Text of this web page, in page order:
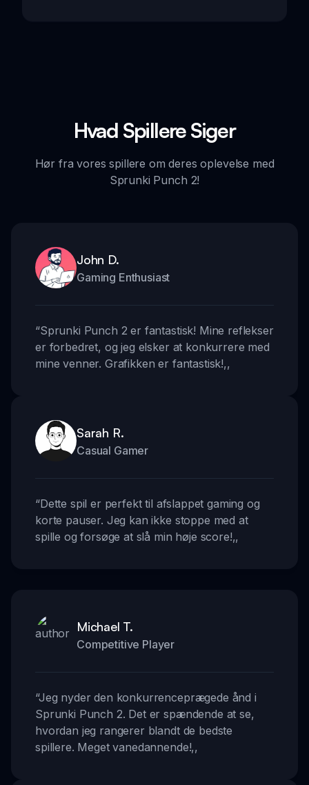
Hvad Spillere Siger
Hør fra vores spillere om deres oplevelse med
Sprunki Punch 2!
John D.
Gaming Enthusiast
“Sprunki Punch 2 er fantastisk! Mine reflekser
er forbedret, og jeg elsker at konkurrere med
mine venner. Grafikken er fantastisk!,,
Sarah R.
Casual Gamer
“Dette spil er perfekt til afslappet gaming og
korte pauser. Jeg kan ikke stoppe med at
spille og forsøge at slå min høje score!,,
Michael T.
Competitive Player
“Jeg nyder den konkurrenceprægede ånd i
Sprunki Punch 2. Det er spændende at se,
hvordan jeg rangerer blandt de bedste
spillere. Meget vanedannende!,,